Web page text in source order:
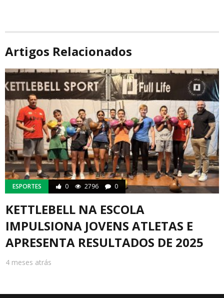
Artigos Relacionados
ESPORTES 0 2796 0
KETTLEBELL NA ESCOLA
IMPULSIONA JOVENS ATLETAS E
APRESENTA RESULTADOS DE 2025
4 meses atrás